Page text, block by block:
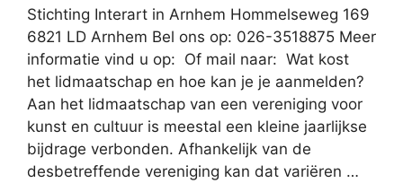
Stichting Interart in Arnhem Hommelseweg 169
6821 LD Arnhem Bel ons op: 026-3518875 Meer
informatie vind u op: Of mail naar: Wat kost
het lidmaatschap en hoe kan je je aanmelden?
Aan het lidmaatschap van een vereniging voor
kunst en cultuur is meestal een kleine jaarlijkse
bijdrage verbonden. Afhankelijk van de
desbetreffende vereniging kan dat variëren …